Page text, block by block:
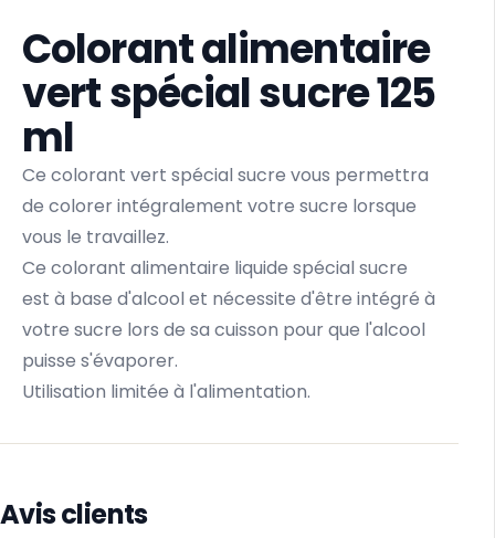
Colorant alimentaire
vert spécial sucre 125
ml
Ce colorant vert spécial sucre vous permettra
de colorer intégralement votre sucre lorsque
vous le travaillez.
Ce colorant alimentaire liquide spécial sucre
est à base d'alcool et nécessite d'être intégré à
votre sucre lors de sa cuisson pour que l'alcool
puisse s'évaporer.
Utilisation limitée à l'alimentation.
Avis clients